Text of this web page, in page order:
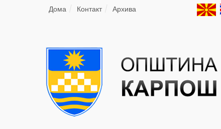
Дома Контакт Архива